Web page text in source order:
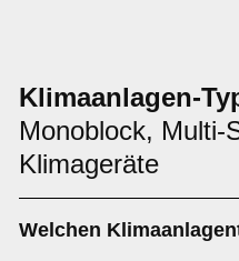
Klimaanlagen-
Monoblock, Multi-
Klimageräte
Welchen